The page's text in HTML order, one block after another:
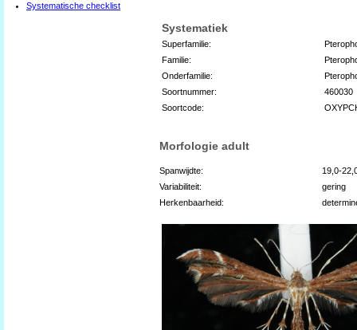
Systematische checklist
Systematiek
Superfamilie:
Familie:
Onderfamilie:
Soortnummer:
460030
Soortcode:
Morfologie adult
Spanwijdte:
19,0-
Variabiliteit:
gering
Herkenbaarheid: